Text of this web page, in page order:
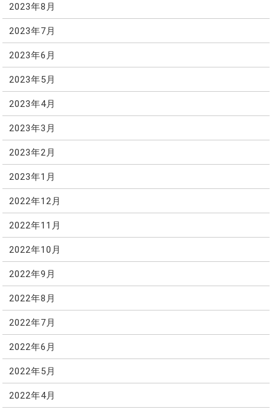
2023年8月
2023年7月
2023年6月
2023年5月
2023年4月
2023年3月
2023年2月
2023年1月
2022年12月
2022年11月
2022年10月
2022年9月
2022年8月
2022年7月
2022年6月
2022年5月
2022年4月